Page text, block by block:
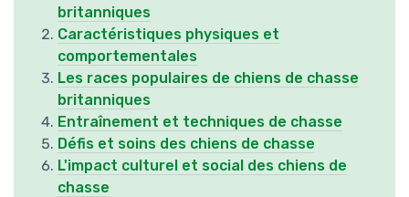
britanniques
Caractéristiques physiques et
comportementales
Les races populaires de chiens de chasse
britanniques
Entraînement et techniques de chasse
Défis et soins des chiens de chasse
L'impact culturel et social des chiens de
chasse